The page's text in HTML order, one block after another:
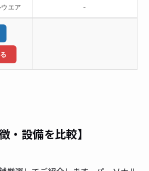
エア -
・設備を比較】